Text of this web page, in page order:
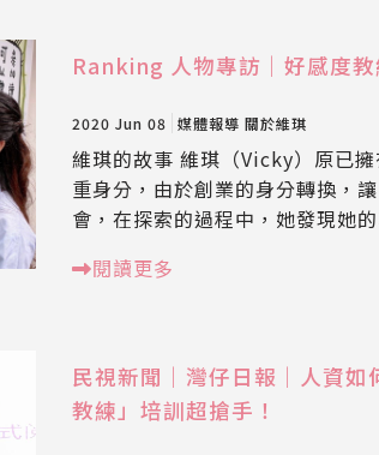
Ranking 人物專訪｜好感度
2020 Jun 08 媒體報導 關於維琪
維琪的故事 維琪（Vicky）原已
重身分，由於創業的身分轉換，
會，在探索的過程中，她發現她
閱讀更多
民視新聞｜灣仔日報｜人資
教練」培訓超搶手！